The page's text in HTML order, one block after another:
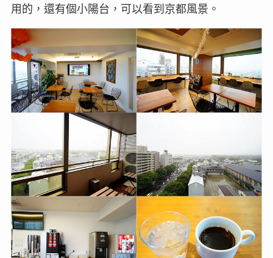
用的，還有個小陽台，可以看到京都風景。